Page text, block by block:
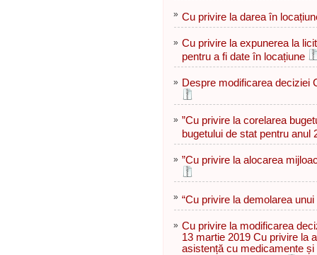
» Cu privire la darea în
» Cu privire la expunerea la
pentru a fi date în locațiune
» Despre modificarea deciziei
» ”Сu privire la corelarea
bugetului de stat pentru anul
» ”Сu privire la alocarea
» “Cu privire la demolarea unui
» Cu privire la modificarea
13 martie 2019 Cu privire la
asistență cu medicamente